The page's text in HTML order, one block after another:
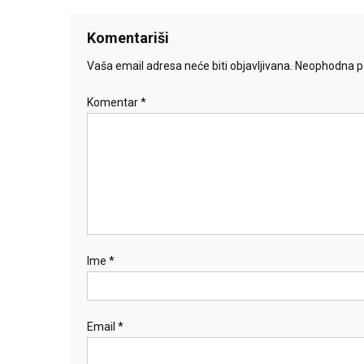
Komentariši
Vaša email adresa neće biti objavljivana. Neophodna
Komentar*
Ime *
Email *